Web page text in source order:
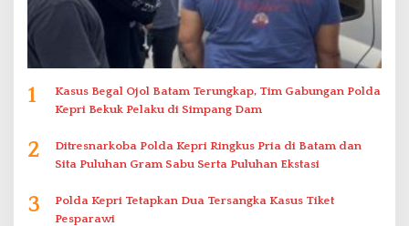
1
Kasus Begal Ojol Batam Terungkap, Tim Gabungan Polda
Kepri Bekuk Pelaku di Simpang Dam
2
Ditresnarkoba Polda Kepri Ringkus Pria di Batam dan
Sita Puluhan Gram Sabu Serta Puluhan Ekstasi
3
Polda Kepri Tetapkan Dua Tersangka Kasus Tiket
Pesparawi